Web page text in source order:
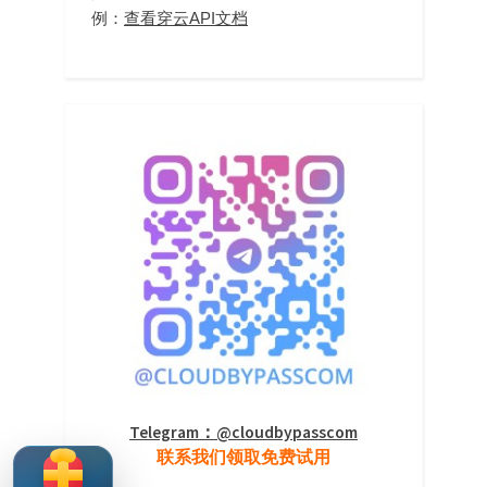
例： 查看穿云API文档
Telegram：@cloudbypasscom
联系我们领取免费试用